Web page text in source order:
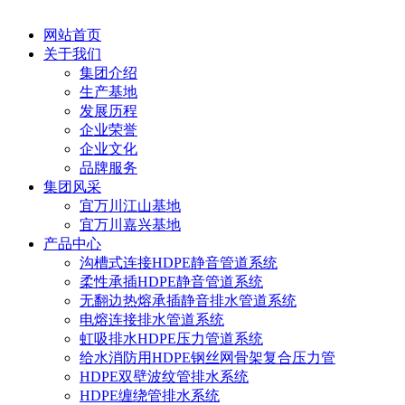
网站首页
关于我们
集团介绍
生产基地
发展历程
企业荣誉
企业文化
品牌服务
集团风采
宜万川江山基地
宜万川嘉兴基地
产品中心
沟槽式连接HDPE静音管道系统
柔性承插HDPE静音管道系统
无翻边热熔承插静音排水管道系统
电熔连接排水管道系统
虹吸排水HDPE压力管道系统
给水消防用HDPE钢丝网骨架复合压力管
HDPE双壁波纹管排水系统
HDPE缠绕管排水系统